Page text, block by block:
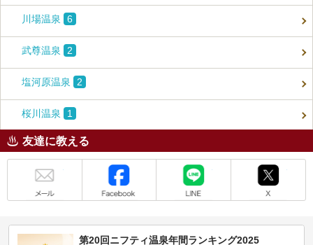
川場温泉 6
武尊温泉 2
塩河原温泉 2
桜川温泉 1
友達に教える
第20回ニフティ温泉年間ランキング2025